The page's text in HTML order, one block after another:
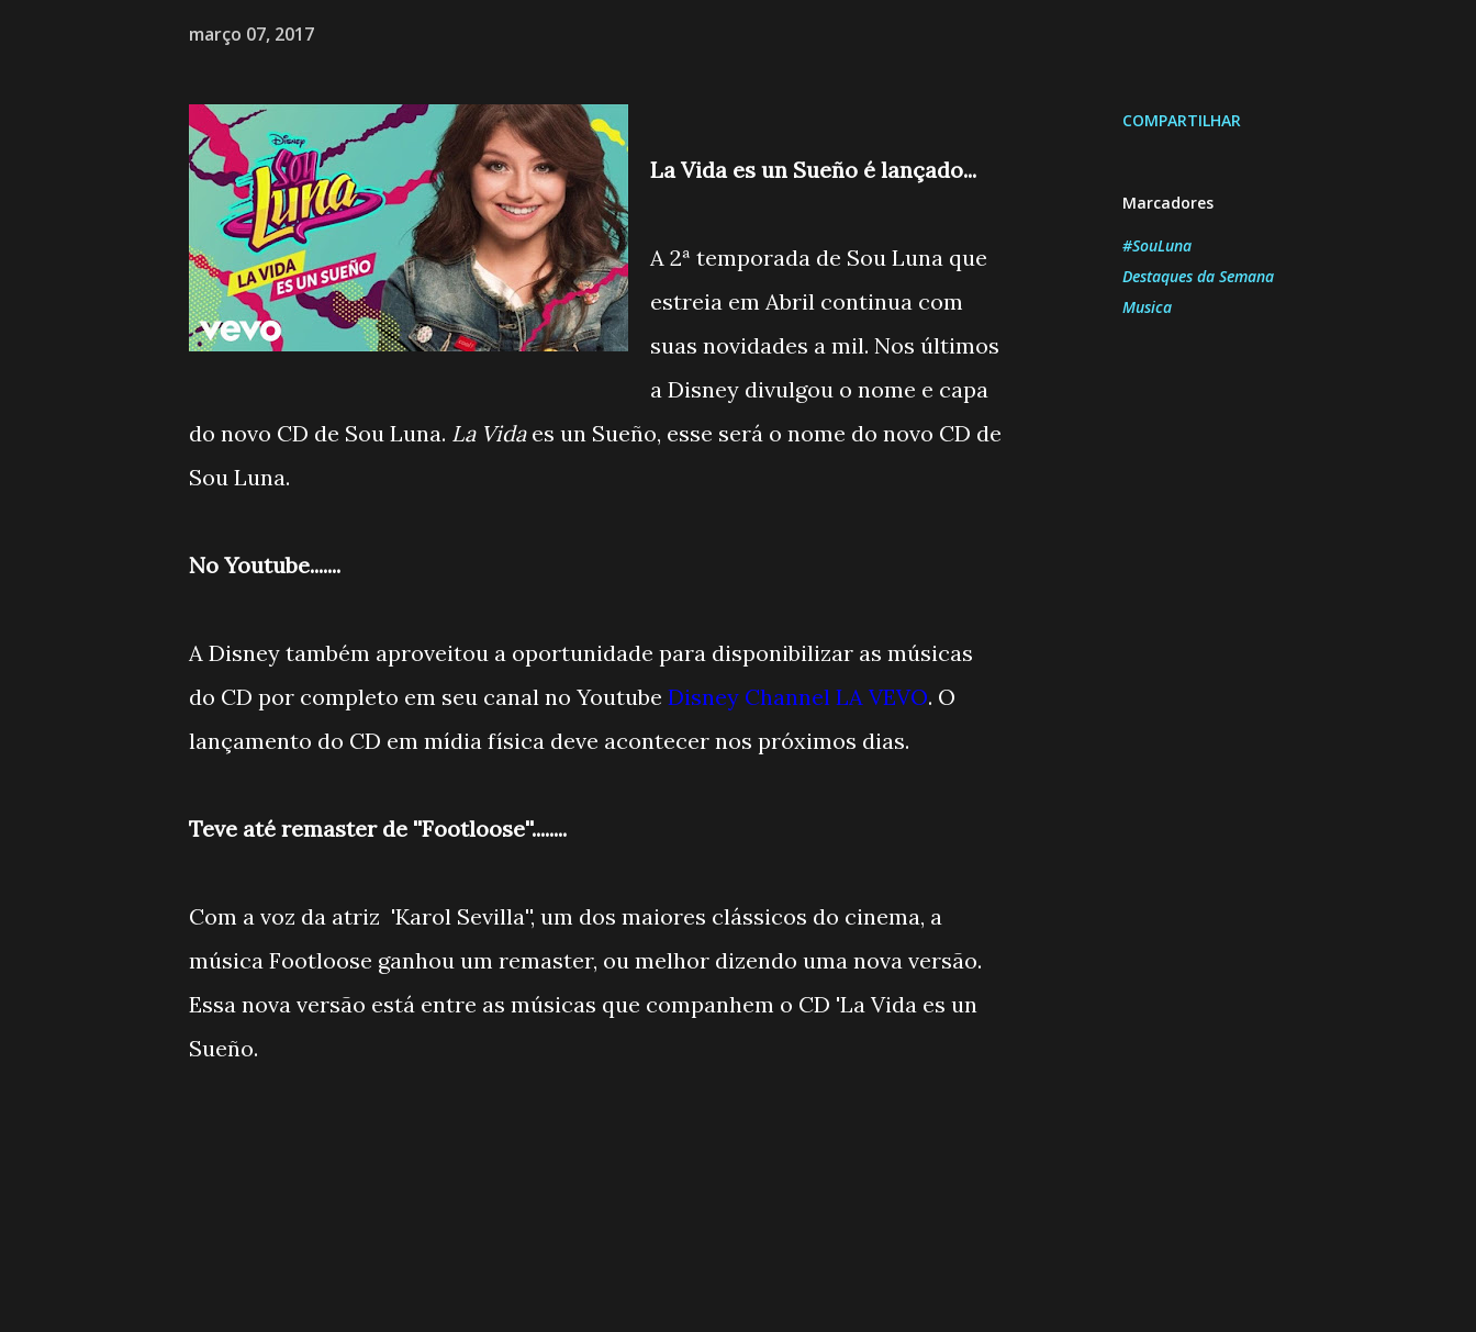
março 07, 2017
La Vida es un Sueño é lançado...
A 2ª temporada de Sou Luna que
estreia em Abril continua com
suas novidades a mil. Nos últimos
a Disney divulgou o nome e capa
do novo CD de Sou Luna. La Vida es un Sueño, esse será o nome do novo CD de
Sou Luna.
No Youtube.......
A Disney também aproveitou a oportunidade para disponibilizar as músicas
do CD por completo em seu canal no Youtube Disney Channel LA VEVO. O
lançamento do CD em mídia física deve acontecer nos próximos dias.
Teve até remaster de ''Footloose''........
Com a voz da atriz 'Karol Sevilla'', um dos maiores clássicos do cinema, a
música Footloose ganhou um remaster, ou melhor dizendo uma nova versão.
Essa nova versão está entre as músicas que companhem o CD 'La Vida es un
Sueño.
COMPARTILHAR
Marcadores
#SouLuna
Destaques da Semana
Musica